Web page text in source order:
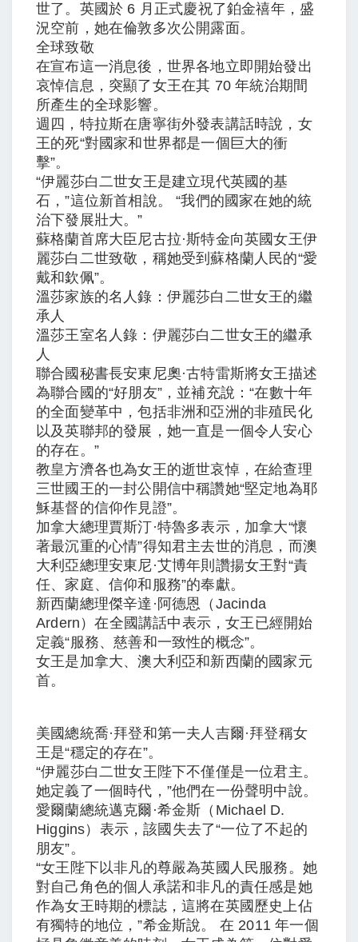
世了。英國於 6 月正式慶祝了鉑金禧年，盛
況空前，她在倫敦多次公開露面。
全球致敬
在宣布這一消息後，世界各地立即開始發出
哀悼信息，突顯了女王在其 70 年統治期間
所產生的全球影響。
週四，特拉斯在唐寧街外發表講話時說，女
王的死“對國家和世界都是一個巨大的衝
擊”。
“伊麗莎白二世女王是建立現代英國的基
石，”這位新首相說。 “我們的國家在她的統
治下發展壯大。”
蘇格蘭首席大臣尼古拉·斯特金向英國女王伊
麗莎白二世致敬，稱她受到蘇格蘭人民的“愛
戴和欽佩”。
溫莎家族的名人錄：伊麗莎白二世女王的繼
承人
溫莎王室名人錄：伊麗莎白二世女王的繼承
人
聯合國秘書長安東尼奧·古特雷斯將女王描述
為聯合國的“好朋友”，並補充說：“在數十年
的全面變革中，包括非洲和亞洲的非殖民化
以及英聯邦的發展，她一直是一個令人安心
的存在。”
教皇方濟各也為女王的逝世哀悼，在給查理
三世國王的一封公開信中稱讚她“堅定地為耶
穌基督的信仰作見證”。
加拿大總理賈斯汀·特魯多表示，加拿大“懷
著最沉重的心情”得知君主去世的消息，而澳
大利亞總理安東尼·艾博年則讚揚女王對“責
任、家庭、信仰和服務”的奉獻。
新西蘭總理傑辛達·阿德恩（Jacinda
Ardern）在全國講話中表示，女王已經開始
定義“服務、慈善和一致性的概念”。
女王是加拿大、澳大利亞和新西蘭的國家元
首。
美國總統喬·拜登和第一夫人吉爾·拜登稱女
王是“穩定的存在”。
“伊麗莎白二世女王陛下不僅僅是一位君主。
她定義了一個時代，”他們在一份聲明中說。
愛爾蘭總統邁克爾·希金斯（Michael D.
Higgins）表示，該國失去了“一位了不起的
朋友”。
“女王陛下以非凡的尊嚴為英國人民服務。她
對自己角色的個人承諾和非凡的責任感是她
作為女王時期的標誌，這將在英國歷史上佔
有獨特的地位，”希金斯說。 在 2011 年一個